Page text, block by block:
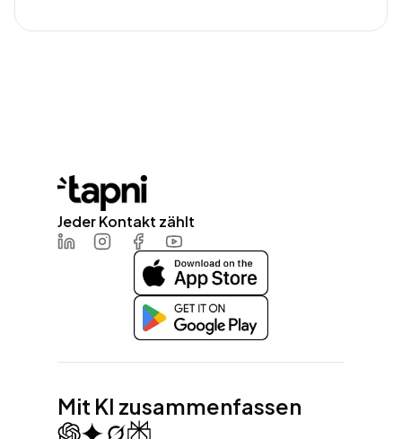
Jeder Kontakt zählt
InstagramFacebookYoutube
Mit KI zusammenfassen